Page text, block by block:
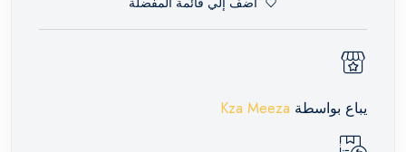
يباع بواسطة Kza Meeza